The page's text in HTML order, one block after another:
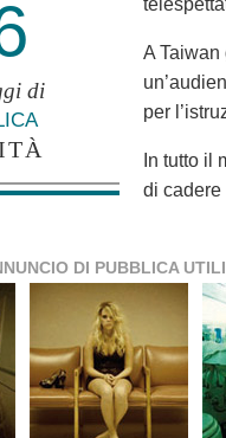
di
A
per
In tutto il
di cadere
DI PUBBLICA